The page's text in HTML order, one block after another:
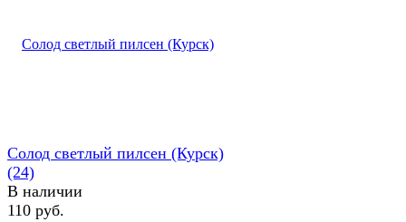
Солод светлый пилсен (Курск)
(24)
В наличии
110 руб.